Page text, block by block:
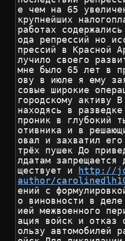
е чем на 65
крупнейших
работах
ода репрессий но
прессий в Красной
лучило своего
мне было 65 лет в
ову в июле я ему
совые широкие
городскому активу
находясь в
проник в глубокий
отивника и в
овал и захватил
трёх пушек До
лдатам запрещается
ществует и
http://
author/
ений с
о виновности в
ией межвоенного
ация войск и отказ
ользу автомобилей